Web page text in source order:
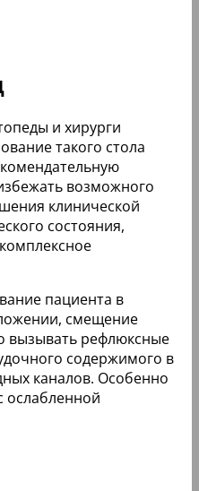
и хирурги
такого стола
возможного
клинической
состояния,
пациента в
смещение
вызывать рефлюксные
содержимого в
каналов. Особенно
ослабленной